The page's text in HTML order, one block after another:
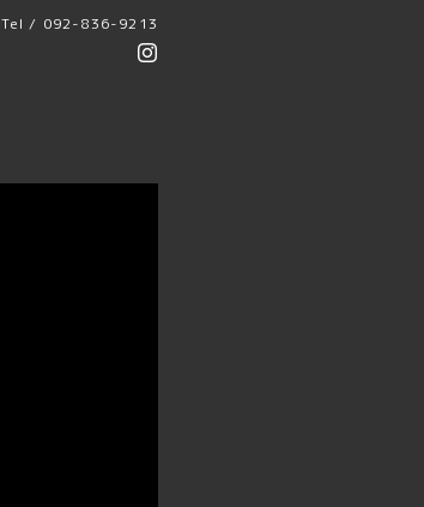
Tel / 092-836-9213